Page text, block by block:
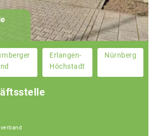
Erlangen-
Höchstadt
Nürnberg